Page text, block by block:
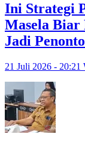
Ini Strategi
Masela Biar
Jadi
21 Juli 2026 - 20:21